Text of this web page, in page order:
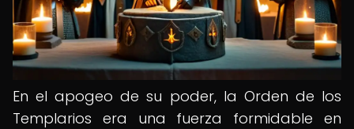
En el apogeo de su poder, la Orden de los
Templarios era una fuerza formidable en